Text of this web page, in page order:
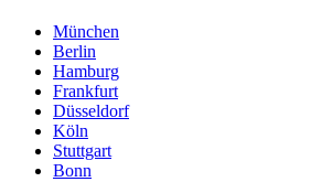
München
Berlin
Hamburg
Frankfurt
Düsseldorf
Köln
Stuttgart
Bonn